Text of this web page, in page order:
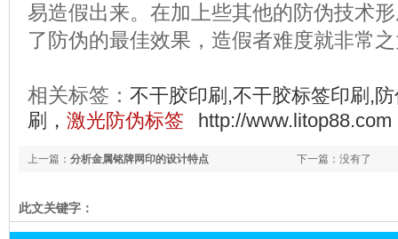
易造假出来。在加上些其他的防伪技术
了防伪的最佳效果，造假者难度就非常
相关标签： 不干胶印刷,不干胶标签印刷,
刷， 激光防伪标签 http://www.litop88.com
下一篇：没有了
上一篇： 分析金属铭牌网印的设计特点
此文关键字：